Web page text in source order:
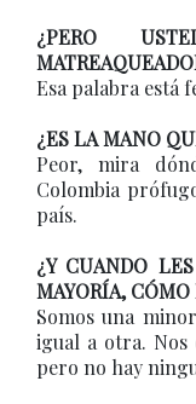
¿PERO
Esa palabra está
¿ES LA MANO
Peor, mira
Colombia
país.
¿Y CUANDO
MAYORÍA,
Somos una
igual a otra.
pero no hay